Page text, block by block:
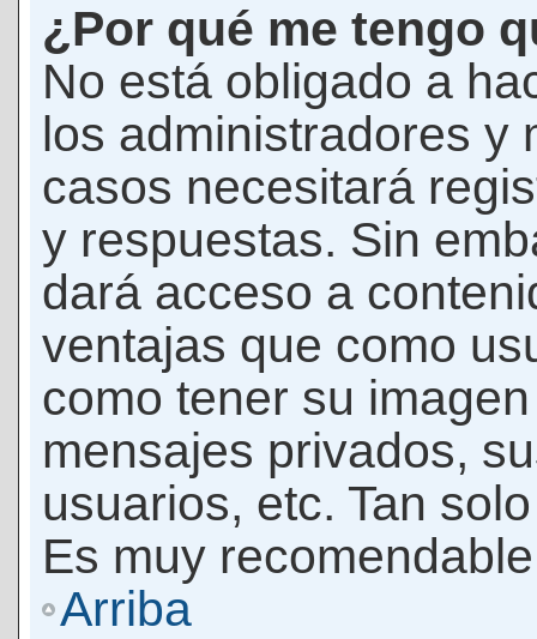
¿Por qué me tengo
No está obligado a
los administradores y
casos necesitará
y respuestas. Sin
dará acceso a
ventajas que como
como tener su
mensajes privados,
usuarios, etc. Tan
Es muy
Arriba